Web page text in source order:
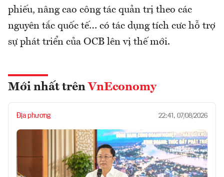
phiếu, nâng cao công tác quản trị theo các
nguyên tắc quốc tế… có tác dụng tích cưc hỗ trợ
sự phát triển của OCB lên vị thế mới.
Mới nhất trên VnEconomy
Địa phương 22:41, 07/08/2026